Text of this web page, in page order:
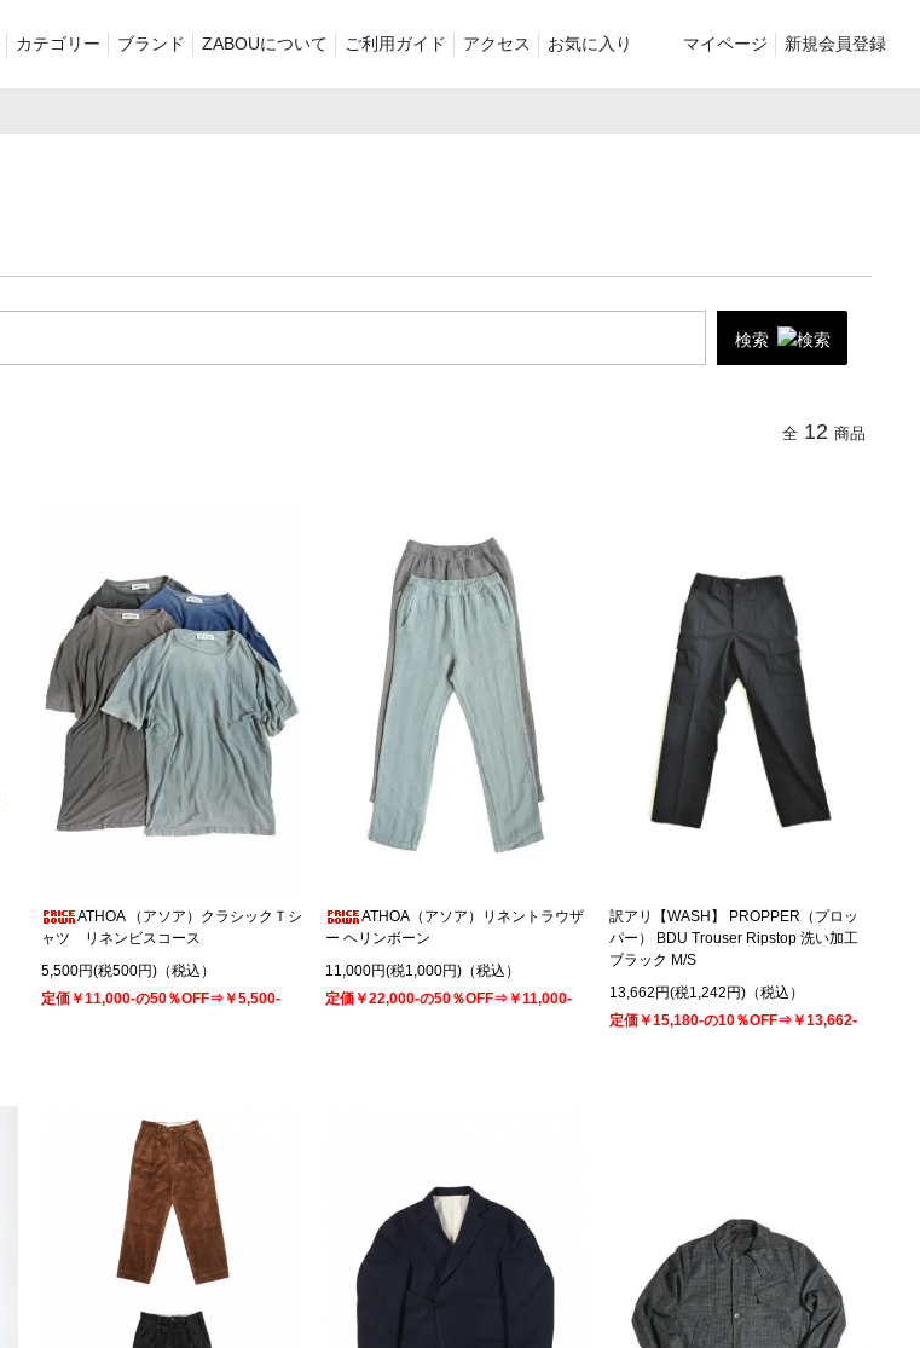
カテゴリー
ZABOU Standard Item
品
ブランド ZABOUについて ご利用ガイド アクセス お気に入り マイページ 新規会員登録
検索
全 12 商品
ATHOA （アソア）クラシックＴシ
ャツ リネンビスコース
5,500円(税500円)（税込）
定価￥11,000-の50％OFF⇒￥5,500-
ATHOA（アソア）リネントラウザ
ー ヘリンボーン
11,000円(税1,000円)（税込）
定価￥22,000-の50％OFF⇒￥11,000-
訳アリ【WASH】 PROPPER（プロッ
パー） BDU Trouser Ripstop 洗い加工
ブラック M/S
13,662円(税1,242円)（税込）
定価￥15,180-の10％OFF⇒￥13,662-